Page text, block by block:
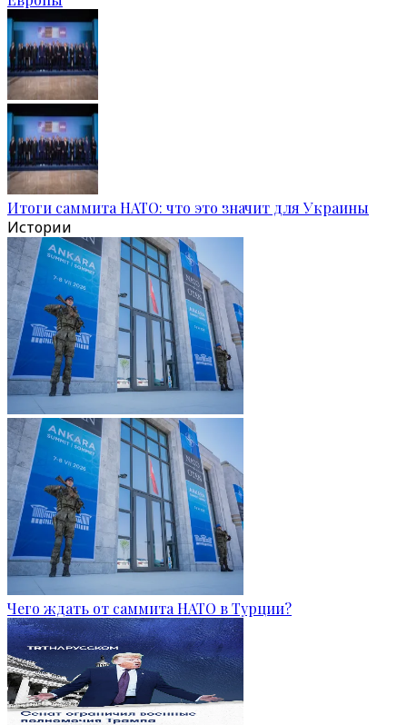
Итоги саммита НАТО: что это значит для Украины
Истории
Чего ждать от саммита НАТО в Турции?